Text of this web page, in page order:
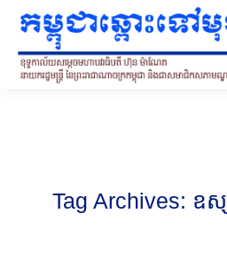
Tag Archives: ឧស្